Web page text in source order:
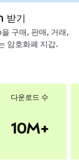
받기
구매, 판매, 거래,
암호화폐 지갑.
다운로드 수
10M+